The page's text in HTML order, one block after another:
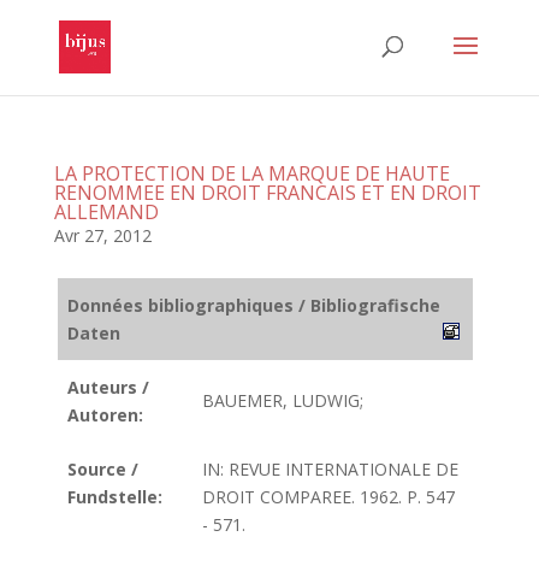
LA PROTECTION DE LA MARQUE DE HAUTE
RENOMMEE EN DROIT FRANCAIS ET EN DROIT
ALLEMAND
Avr 27, 2012
Données bibliographiques / Bibliografische
Daten
Auteurs /
Autoren:
BAUEMER, LUDWIG;
Source /
Fundstelle:
IN: REVUE INTERNATIONALE DE
DROIT COMPAREE. 1962. P. 547
- 571.